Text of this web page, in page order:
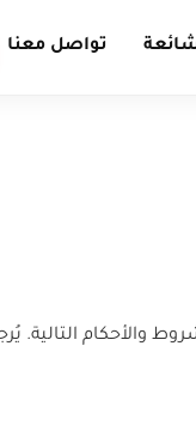
تواصل معنا
والأحكام التالية.